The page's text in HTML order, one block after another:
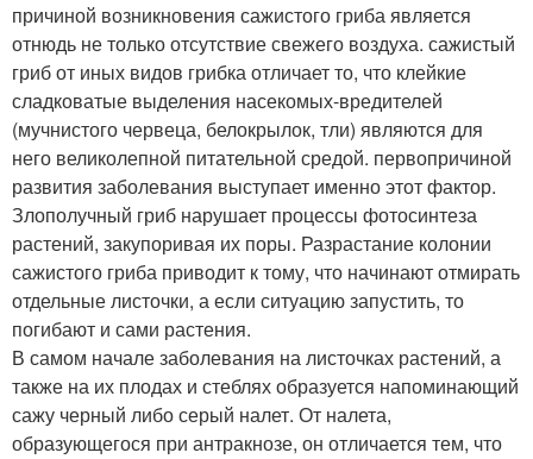
причиной возникновения сажистого гриба является
отнюдь не только отсутствие свежего воздуха. сажистый
гриб от иных видов грибка отличает то, что клейкие
сладковатые выделения насекомых-вредителей
(мучнистого червеца, белокрылок, тли) являются для
него великолепной питательной средой. первопричиной
развития заболевания выступает именно этот фактор.
Злополучный гриб нарушает процессы фотосинтеза
растений, закупоривая их поры. Разрастание колонии
сажистого гриба приводит к тому, что начинают отмирать
отдельные листочки, а если ситуацию запустить, то
погибают и сами растения.
В самом начале заболевания на листочках растений, а
также на их плодах и стеблях образуется напоминающий
сажу черный либо серый налет. От налета,
образующегося при антракнозе, он отличается тем, что